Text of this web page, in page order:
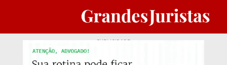
PUBLICIDADE